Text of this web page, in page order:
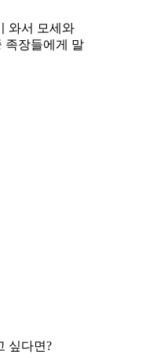
와서 모세와
족장들에게 말
싶다면?